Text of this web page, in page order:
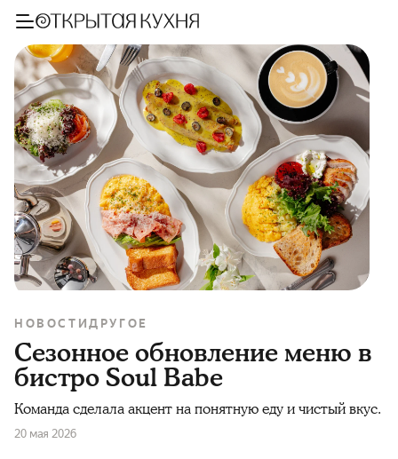
НОВОСТИДРУГОЕ
Сезонное обновление меню в
бистро Soul Babe
Команда сделала акцент на понятную еду и чистый вкус.
20 мая 2026